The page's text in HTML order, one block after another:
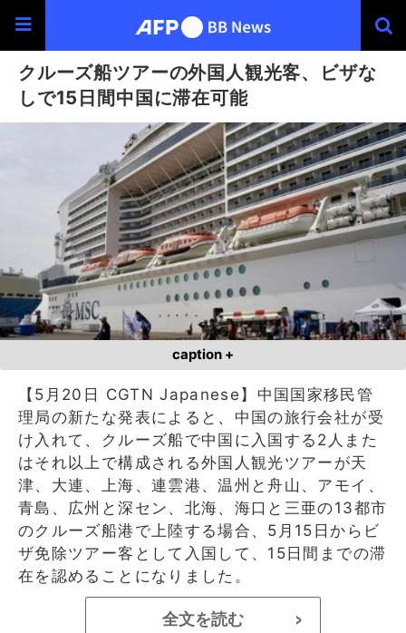
クルーズ船ツアーの外国人観光客、ビザな
しで15日間中国に滞在可能
caption +
【5月20日 CGTN Japanese】中国国家移民管
理局の新たな発表によると、中国の旅行会社が受
け入れて、クルーズ船で中国に入国する2人また
はそれ以上で構成される外国人観光ツアーが天
津、大連、上海、連雲港、温州と舟山、アモイ、
青島、広州と深セン、北海、海口と三亜の13都市
のクルーズ船港で上陸する場合、5月15日からビ
ザ免除ツアー客として入国して、15日間までの滞
在を認めることになりました。
全文を読む >